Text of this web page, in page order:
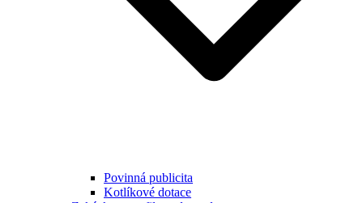
Povinná publicita
Kotlíkové dotace